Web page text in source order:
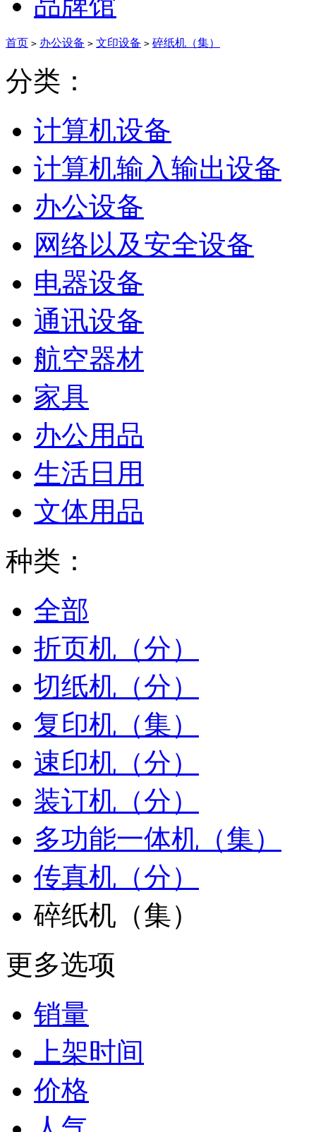
首页 > 办公设备 > 文印设备 > 碎纸机（集）
分类：
计算机设备
计算机输入输出设备
办公设备
网络以及安全设备
电器设备
通讯设备
航空器材
家具
办公用品
生活日用
文体用品
种类：
全部
折页机（分）
切纸机（分）
复印机（集）
速印机（分）
装订机（分）
多功能一体机（集）
传真机（分）
碎纸机（集）
更多选项
销量
上架时间
价格